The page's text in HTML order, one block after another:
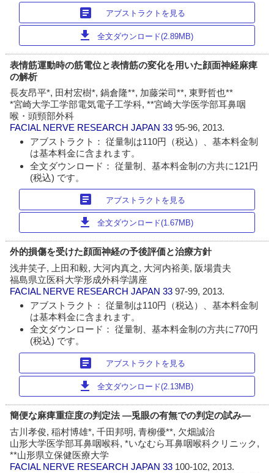
article アブストラクトを見る
download 全文ダウンロード(2.89MB)
表情筋運動時の筋電位と表情筋の変化を用いた顔面神経麻痺
の解析
長友昂平*, 田村宏樹*, 鍋倉隆**, 加藤栄司**, 東野哲也**
*宮崎大学工学部電気電子工学科, **宮崎大学医学部耳鼻咽
喉・頭頸部外科
FACIAL NERVE RESEARCH JAPAN 3395-96, 2013.
アブストラクト： 従量制は110円（税込）、基本料金制
は基本料金に含まれます。
全文ダウンロード： 従量制、基本料金制の方共に121円
(税込) です。
article アブストラクトを見る
download 全文ダウンロード(1.67MB)
外的損傷を受けた顔面神経の予後評価と治療方針
浅井笑子, 上田和毅, 大河内真之, 大河内裕美, 阪場貴夫
福島県立医科大学形成外科学講座
FACIAL NERVE RESEARCH JAPAN 3397-99, 2013.
アブストラクト： 従量制は110円（税込）、基本料金制
は基本料金に含まれます。
全文ダウンロード： 従量制、基本料金制の方共に770円
(税込) です。
article アブストラクトを見る
download 全文ダウンロード(2.13MB)
簡便な麻痺重症度の判定法 ―兎眼の有無での判定の試み―
古川孝俊, 稲村博雄*, 千田邦明, 青柳優**, 欠畑誠治
山形大学医学部耳鼻咽喉科, *いなむら耳鼻咽喉科クリニック,
**山形県立保健医療大学
FACIAL NERVE RESEARCH JAPAN 33 100-102, 2013.